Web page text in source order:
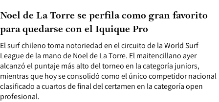
El surf chileno toma notoriedad en el circuito de la World Surf
League de la mano de Noel de La Torre. El maitencillano ayer
alcanzó el puntaje más alto del torneo en la categoría juniors,
mientras que hoy se consolidó como el único competidor nacional
clasificado a cuartos de final del certamen en la categoría open
profesional.
Noel de La Torre se perfila como gran favorito
para quedarse con el Iquique Pro